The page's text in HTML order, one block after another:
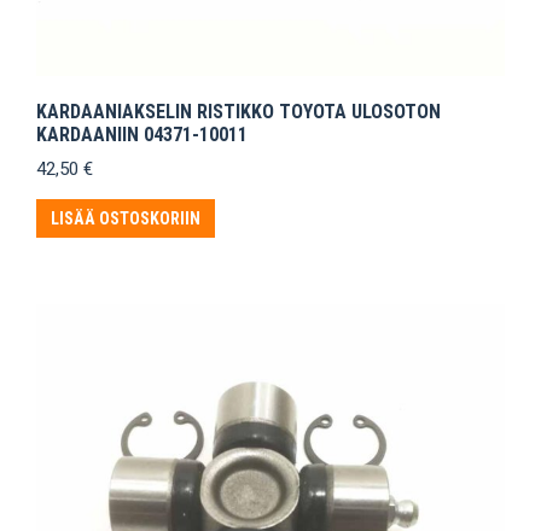
KARDAANIAKSELIN RISTIKKO TOYOTA ULOSOTON
KARDAANIIN 04371-10011
42,50 €
LISÄÄ OSTOSKORIIN